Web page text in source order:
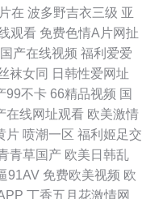
在 波多野吉衣三级 亚
观看 免费色情A片网扯
国产在线视频 福利爱爱
袜女同 日韩性爱网址
99不卡 66精品视频 国
在线网址观看 欧美激情
片 喷潮一区 福利姬足交
青草国产 欧美日韩乱
91AV 免费欧美视频 欧
丁香五月花激情网